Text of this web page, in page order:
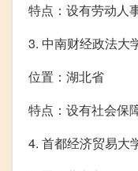
特点：设有劳动人
3. 中南财经政法大
位置：湖北省
特点：设有社会保
4. 首都经济贸易大